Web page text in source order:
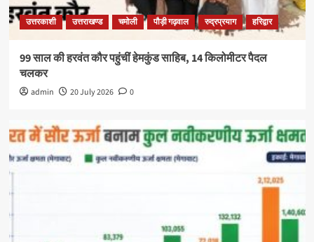
उत्तरकाशी उत्तराखण्ड चमोली पौड़ी गढ़वाल रुद्रप्रयाग हरिद्वार
99 साल की हरवंत कौर पहुंचीं हेमकुंड साहिब, 14 किलोमीटर पैदल
चलकर
admin 20 July 2026 0